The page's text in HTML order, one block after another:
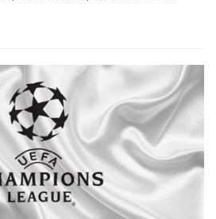
50399). Главный арбитр:
Чулум (Швеция). Дополнительные
Юханнессон, Андреас